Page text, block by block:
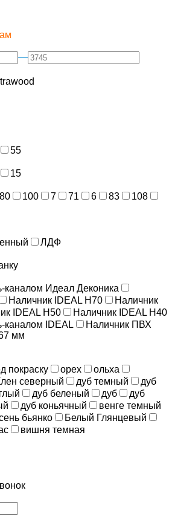
—
55
15
80 100 7 71 6 83
108
ЛДФ
каналом Идеал Деконика
Наличник IDEAL Н70
Наличник
IDEAL Н50
Наличник IDEAL Н40
каналом IDEAL
Наличник ПВХ
мм
покраску орех
ольха
северный дуб темный
дуб
дуб беленый дуб
дуб
дуб коньячный
венге темный
бьянко
Белый Глянцевый
вишня темная